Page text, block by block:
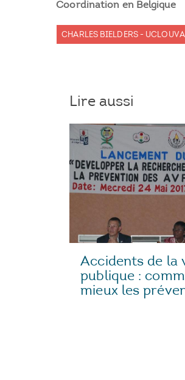
Coordination en Belgique
CHARLES BIELDERS -
Lire aussi
Accidents de la
publique :
mieux les